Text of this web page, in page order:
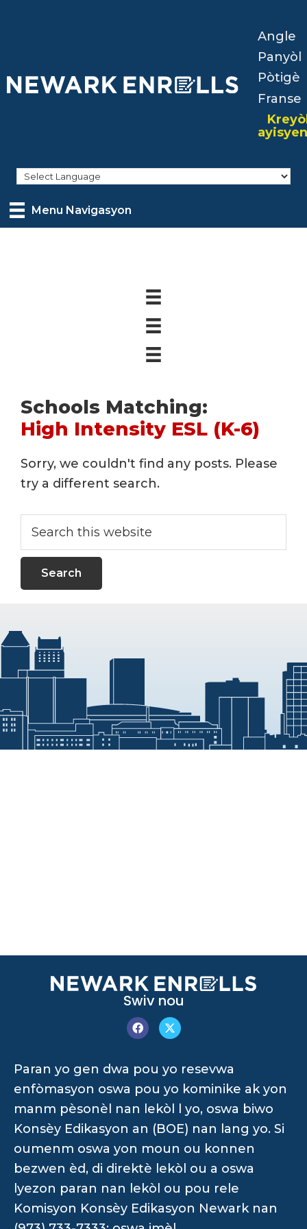
Angle
Panyòl
Pòtigè
Franse
Menu Navigasyon
Schools Matching:
High Intensity ESL (K-6)
Sorry, we couldn't find any posts. Please
try a different search.
website
Swiv nou
Paran yo gen dwa pou yo resevwa
enfòmasyon oswa pou yo kominike ak yon
manm pèsonèl nan lekòl l yo, oswa biwo
Konsèy Edikasyon an (BOE) nan lang yo. Si
oumenm oswa yon moun ou konnen
bezwen èd, di direktè lekòl ou a oswa
lyezon paran nan lekòl ou pou rele
Komisyon Konsèy Edikasyon Newark nan